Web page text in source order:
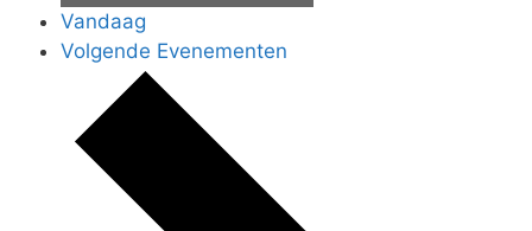
Vandaag
Volgende Evenementen